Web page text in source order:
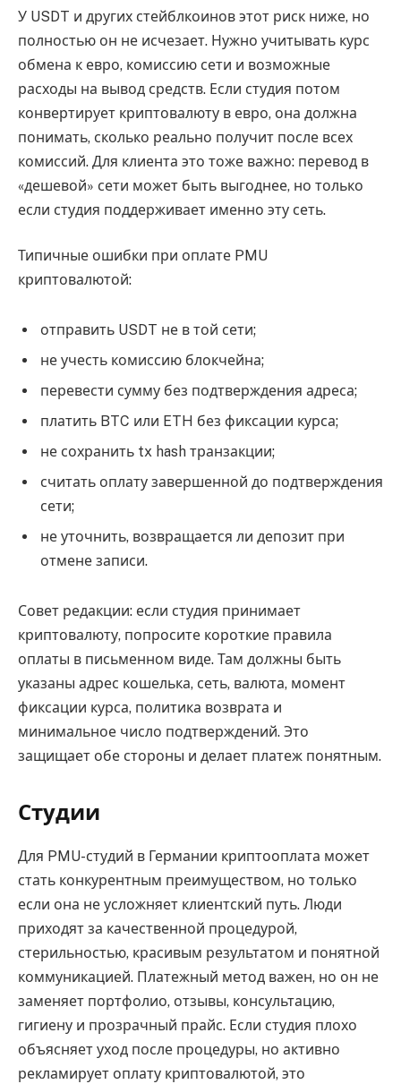
У USDT и других стейблкоинов этот риск ниже, но
полностью он не исчезает. Нужно учитывать курс
обмена к евро, комиссию сети и возможные
расходы на вывод средств. Если студия потом
конвертирует криптовалюту в евро, она должна
понимать, сколько реально получит после всех
комиссий. Для клиента это тоже важно: перевод в
«дешевой» сети может быть выгоднее, но только
если студия поддерживает именно эту сеть.
Типичные ошибки при оплате PMU
криптовалютой:
отправить USDT не в той сети;
не учесть комиссию блокчейна;
перевести сумму без подтверждения адреса;
платить BTC или ETH без фиксации курса;
не сохранить tx hash транзакции;
считать оплату завершенной до подтверждения
сети;
не уточнить, возвращается ли депозит при
отмене записи.
Совет редакции: если студия принимает
криптовалюту, попросите короткие правила
оплаты в письменном виде. Там должны быть
указаны адрес кошелька, сеть, валюта, момент
фиксации курса, политика возврата и
минимальное число подтверждений. Это
защищает обе стороны и делает платеж понятным.
Студии
Для PMU-студий в Германии криптооплата может
стать конкурентным преимуществом, но только
если она не усложняет клиентский путь. Люди
приходят за качественной процедурой,
стерильностью, красивым результатом и понятной
коммуникацией. Платежный метод важен, но он не
заменяет портфолио, отзывы, консультацию,
гигиену и прозрачный прайс. Если студия плохо
объясняет уход после процедуры, но активно
рекламирует оплату криптовалютой, это